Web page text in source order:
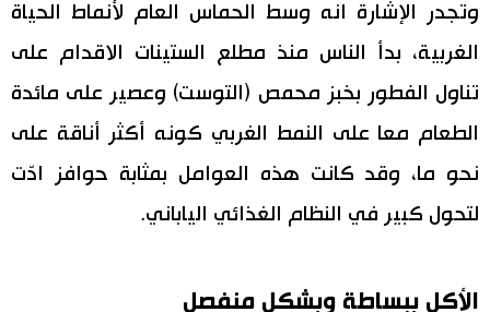
وتجدر الإشارة انه وسط الحماس العام لأنماط الحياة
الغربية، بدأ الناس منذ مطلع الستينات الاقدام على
تناول الفطور بخبز محمص (التوست) وعصير على مائدة
الطعام معا على النمط الغربي كونه أكثر أناقة على
نحو ما، وقد كانت هذه العوامل بمثابة حوافز ادّت
لتحول كبير في النظام الغذائي الياباني.
الأكل ببساطة وبشكل منفصل